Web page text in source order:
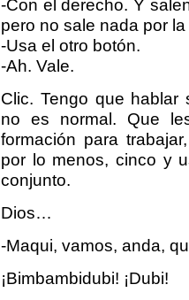
-Con el derecho. Y
pero no sale nada por
-Usa el otro botón.
-Ah. Vale.
Clic. Tengo que hablar
no es normal. Que
formación para
por lo menos, cinco y
conjunto.
Dios…
-Maqui, vamos, anda,
¡Bimbambidubi! ¡Dubi!